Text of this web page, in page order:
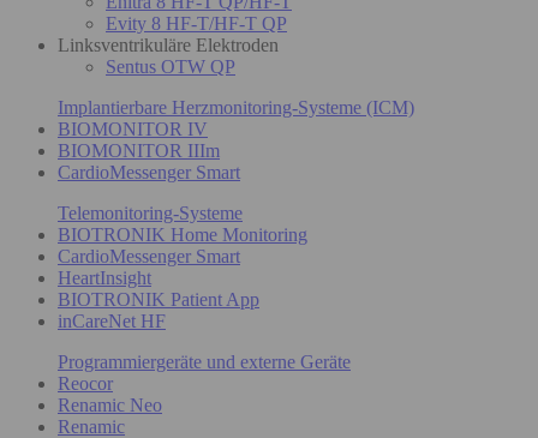
Evity 8 HF-T/HF-T QP
Linksventrikuläre Elektroden
Sentus OTW QP
Implantierbare Herzmonitoring-Systeme (ICM)
BIOMONITOR IV
BIOMONITOR IIIm
CardioMessenger Smart
Telemonitoring-Systeme
BIOTRONIK Home Monitoring
CardioMessenger Smart
HeartInsight
BIOTRONIK Patient App
inCareNet HF
Programmiergeräte und externe Geräte
Reocor
Renamic Neo
Renamic